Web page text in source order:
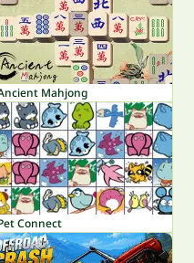
Mahjong
Connect